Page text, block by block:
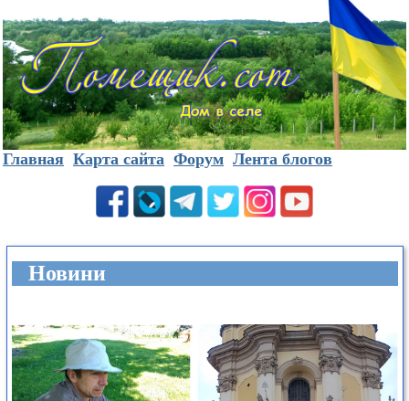
Главная Карта сайта Форум Лента блогов
Новини